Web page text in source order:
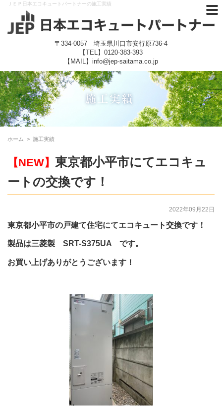
ＪＥＰ日本エコキュートパートナーの施工実績
〒334-0057 埼玉県川口市安行原736-4
【TEL】 0120-383-393
【MAIL】info@jep-saitama.co.jp
ホーム > 施工実績
【NEW】 東京都小平市にてエコキュ
ートの交換です！
2022年09月22日
東京都小平市の戸建て住宅にてエコキュート交換です！
製品は三菱製 SRT-S375UA です。
お買い上げありがとうございます！